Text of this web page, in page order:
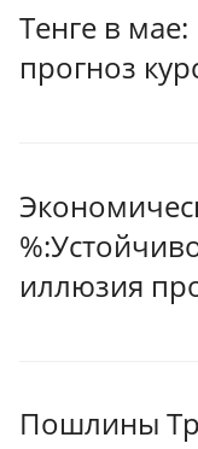
Тенге в
прогноз
иллюзия
Пошлины